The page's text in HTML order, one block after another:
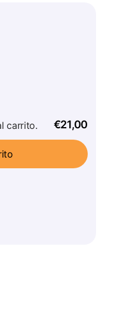
carrito.
€21,00